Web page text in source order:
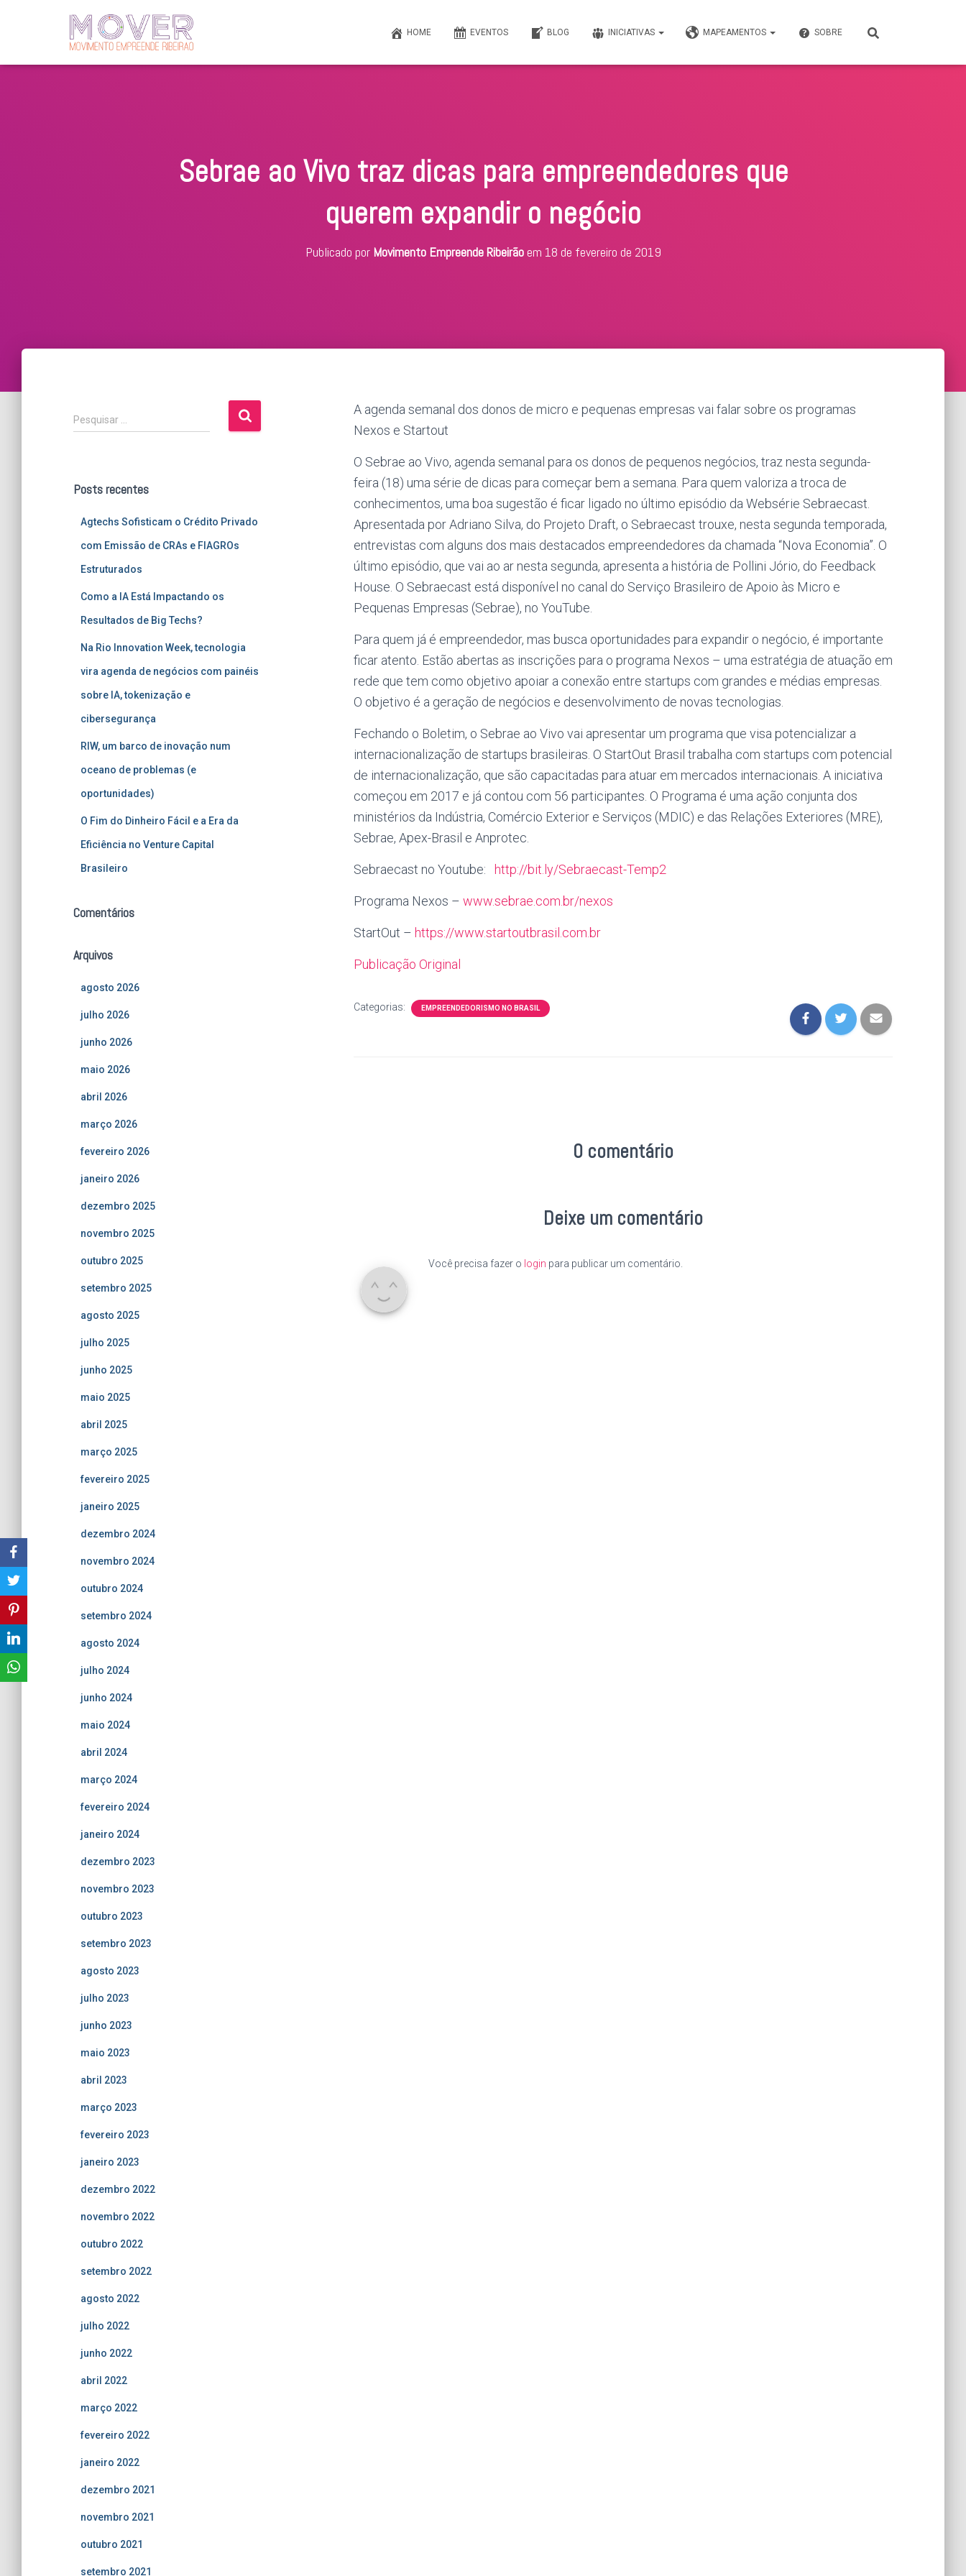
HOME EVENTOS BLOG INICIATIVAS MAPEAMENTOS SOBRE
Sebrae ao Vivo traz dicas para empreendedores que
querem expandir o negócio
Publicado por Movimento Empreende Ribeirãoem 18 de fevereiro de 2019
P
e
i
Pesquisar …
Posts recentes
Agtechs Sofisticam o Crédito Privado
com Emissão de CRAs e FIAGROs
Estruturados
Como a IA Está Impactando os
Resultados de Big Techs?
Na Rio Innovation Week, tecnologia
vira agenda de negócios com painéis
sobre IA, tokenização e
cibersegurança
RIW, um barco de inovação num
oceano de problemas (e
oportunidades)
O Fim do Dinheiro Fácil e a Era da
Eficiência no Venture Capital
Brasileiro
Comentários
Arquivos
agosto 2026
julho 2026
junho 2026
maio 2026
abril 2026
março 2026
fevereiro 2026
janeiro 2026
dezembro 2025
novembro 2025
outubro 2025
setembro 2025
agosto 2025
julho 2025
junho 2025
maio 2025
abril 2025
março 2025
fevereiro 2025
janeiro 2025
dezembro 2024
novembro 2024
outubro 2024
setembro 2024
agosto 2024
julho 2024
junho 2024
maio 2024
abril 2024
março 2024
fevereiro 2024
janeiro 2024
dezembro 2023
novembro 2023
outubro 2023
setembro 2023
agosto 2023
julho 2023
junho 2023
maio 2023
abril 2023
março 2023
fevereiro 2023
janeiro 2023
dezembro 2022
novembro 2022
outubro 2022
setembro 2022
agosto 2022
julho 2022
junho 2022
abril 2022
março 2022
fevereiro 2022
janeiro 2022
dezembro 2021
novembro 2021
outubro 2021
setembro 2021
A agenda semanal dos donos de micro e pequenas empresas vai falar sobre os programas
Nexos e Startout
O Sebrae ao Vivo, agenda semanal para os donos de pequenos negócios, traz nesta segunda-
feira (18) uma série de dicas para começar bem a semana. Para quem valoriza a troca de
conhecimentos, uma boa sugestão é ficar ligado no último episódio da Websérie Sebraecast.
Apresentada por Adriano Silva, do Projeto Draft, o Sebraecast trouxe, nesta segunda temporada,
entrevistas com alguns dos mais destacados empreendedores da chamada “Nova Economia”. O
último episódio, que vai ao ar nesta segunda, apresenta a história de Pollini Jório, do Feedback
House. O Sebraecast está disponível no canal do Serviço Brasileiro de Apoio às Micro e
Pequenas Empresas (Sebrae), no YouTube.
Para quem já é empreendedor, mas busca oportunidades para expandir o negócio, é importante
ficar atento. Estão abertas as inscrições para o programa Nexos – uma estratégia de atuação em
rede que tem como objetivo apoiar a conexão entre startups com grandes e médias empresas.
O objetivo é a geração de negócios e desenvolvimento de novas tecnologias.
Fechando o Boletim, o Sebrae ao Vivo vai apresentar um programa que visa potencializar a
internacionalização de startups brasileiras. O StartOut Brasil trabalha com startups com potencial
de internacionalização, que são capacitadas para atuar em mercados internacionais. A iniciativa
começou em 2017 e já contou com 56 participantes. O Programa é uma ação conjunta dos
ministérios da Indústria, Comércio Exterior e Serviços (MDIC) e das Relações Exteriores (MRE),
Sebrae, Apex-Brasil e Anprotec.
Sebraecast no Youtube: http://bit.ly/Sebraecast-Temp2
Programa Nexos – www.sebrae.com.br/nexos
StartOut – https://www.startoutbrasil.com.br
Publicação Original
Categorias: EMPREENDEDORISMO NO BRASIL
0 comentário
Deixe um comentário
Você precisa fazer o login para publicar um comentário.